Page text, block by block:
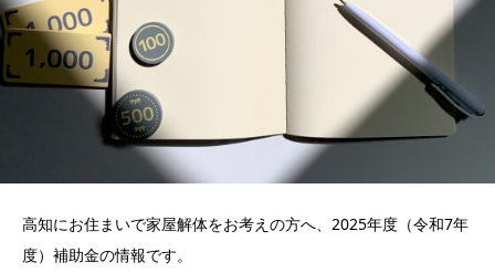
高知にお住まいで家屋解体をお考えの方へ、2025年度（令和7年
度）補助金の情報です。